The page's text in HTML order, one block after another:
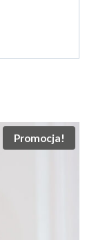
Promocja!